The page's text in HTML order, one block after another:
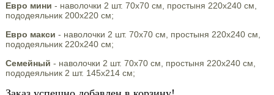
Евро мини - наволочки 2 шт. 70х70 см, простыня 220х240 см,
пододеяльник 200х220 см;
Евро макси - наволочки 2 шт. 70х70 см, простыня 220х240 см,
пододеяльник 220х240 см;
Семейный - наволочки 2 шт. 70х70 см, простыня 220х240 см,
пододеяльник 2 шт. 145х214 см;